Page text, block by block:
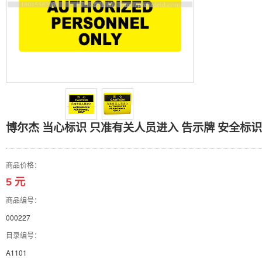
博尔杰 当心标识 只准有关人员进入 告示牌 安全标
商品价格：
5 元
商品编号：
000227
目录编号：
A1101